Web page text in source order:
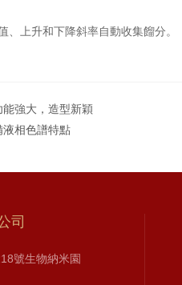
上升和下降斜率自動收集餾分。
強大，造型新穎
相色譜特點
司
號生物納米園